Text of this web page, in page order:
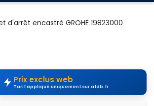
d'arrêt encastré GROHE 19823000
Prix exclus web
Tarif appliqué uniquement sur afdb.fr